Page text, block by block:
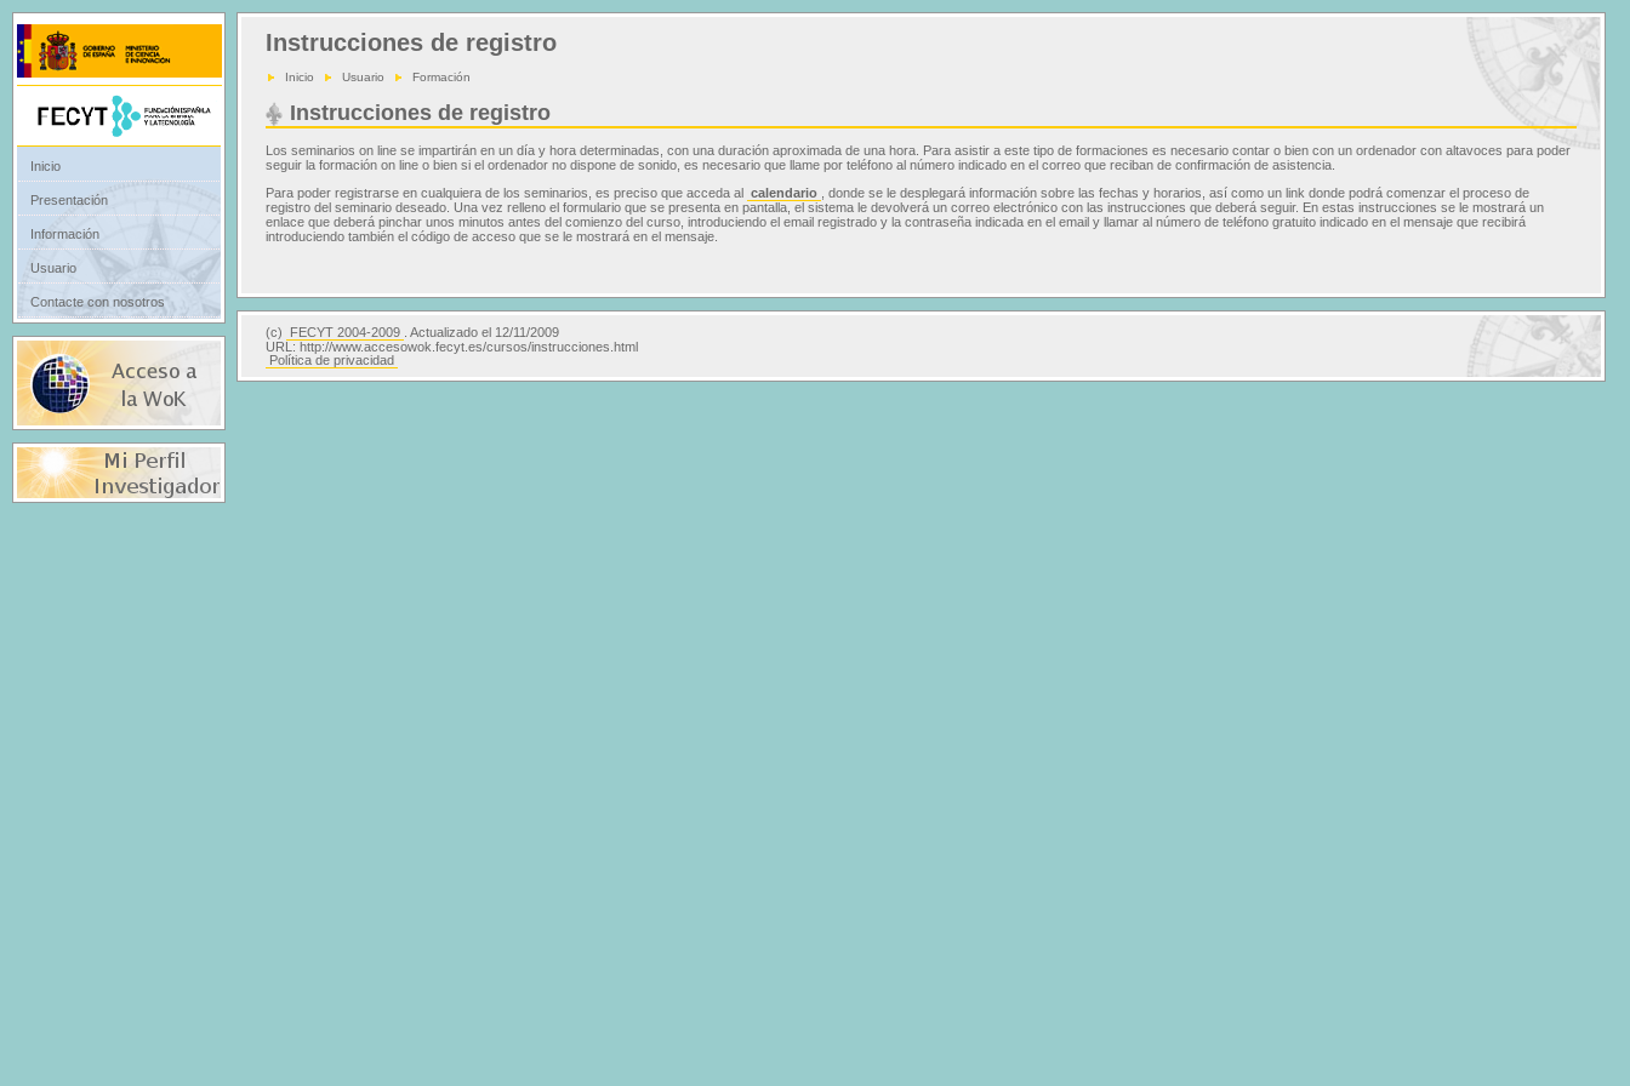
Instrucciones de registro
Inicio Usuario Formación
Instrucciones de registro
Los seminarios on line se impartirán en un día y hora determinadas, con una duración aproximada de una hora. Para asistir a este tipo de formaciones es necesario contar o bien con un ordenador con altavoces para poder
seguir la formación on line o bien si el ordenador no dispone de sonido, es necesario que llame por teléfono al número indicado en el correo que reciban de confirmación de asistencia.
Para poder registrarse en cualquiera de los seminarios, es preciso que acceda al calendario
, donde se le desplegará información sobre las fechas y horarios, así como un link donde podrá comenzar el proceso de
registro del seminario deseado. Una vez relleno el formulario que se presenta en pantalla, el sistema le devolverá un correo electrónico con las instrucciones que deberá seguir. En estas instrucciones se le mostrará un
enlace que deberá pinchar unos minutos antes del comienzo del curso, introduciendo el email registrado y la contraseña indicada en el email y llamar al número de teléfono gratuito indicado en el mensaje que recibirá
introduciendo también el código de acceso que se le mostrará en el mensaje.
(c) FECYT 2004-2009
. Actualizado el 12/11/2009
URL: http://www.accesowok.fecyt.es/cursos/instrucciones.html
Política de privacidad
Inicio
Presentación
Información
Usuario
Contacte con nosotros